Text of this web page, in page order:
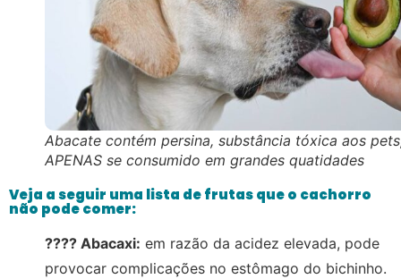
Abacate contém persina, substância tóxica aos
APENAS se consumido em grandes quatidades
Veja a seguir uma lista de frutas que o cachorro
não pode comer:
???? Abacaxi: em razão da acidez elevada, pode
provocar complicações no estômago do bichinho.